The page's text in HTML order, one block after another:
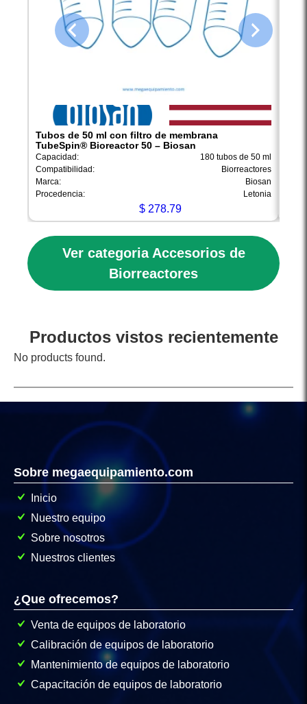
Tubos de 50 ml con filtro de membrana
TubeSpin® Bioreactor 50 – Biosan
Capacidad:
180 tubos de 50 ml
Compatibilidad:
Biorreactores
Marca:
Biosan
Procedencia:
Letonia
$ 278.79
Ver categoria Accesorios de
Biorreactores
Productos vistos recientemente
No products found.
Sobre megaequipamiento.com
Inicio
Nuestro equipo
Sobre nosotros
Nuestros clientes
¿Que ofrecemos?
Venta de equipos de laboratorio
Calibración de equipos de laboratorio
Mantenimiento de equipos de laboratorio
Capacitación de equipos de laboratorio